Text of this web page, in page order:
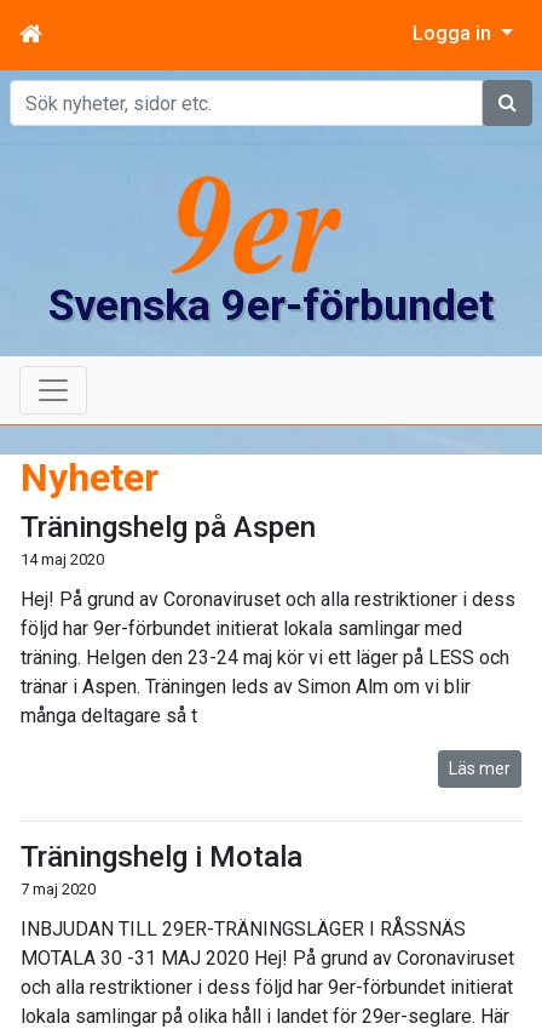
Logga in
Sök
Svenska 9er-förbundet
Nyheter
Träningshelg på Aspen
14 maj 2020
Hej! På grund av Coronaviruset och alla restriktioner i dess
följd har 9er-förbundet initierat lokala samlingar med
träning. Helgen den 23-24 maj kör vi ett läger på LESS och
tränar i Aspen. Träningen leds av Simon Alm om vi blir
många deltagare så t
Läs mer
Träningshelg i Motala
7 maj 2020
INBJUDAN TILL 29ER-TRÄNINGSLÄGER I RÅSSNÄS
MOTALA 30 -31 MAJ 2020 Hej! På grund av Coronaviruset
och alla restriktioner i dess följd har 9er-förbundet initierat
lokala samlingar på olika håll i landet för 29er-seglare. Här